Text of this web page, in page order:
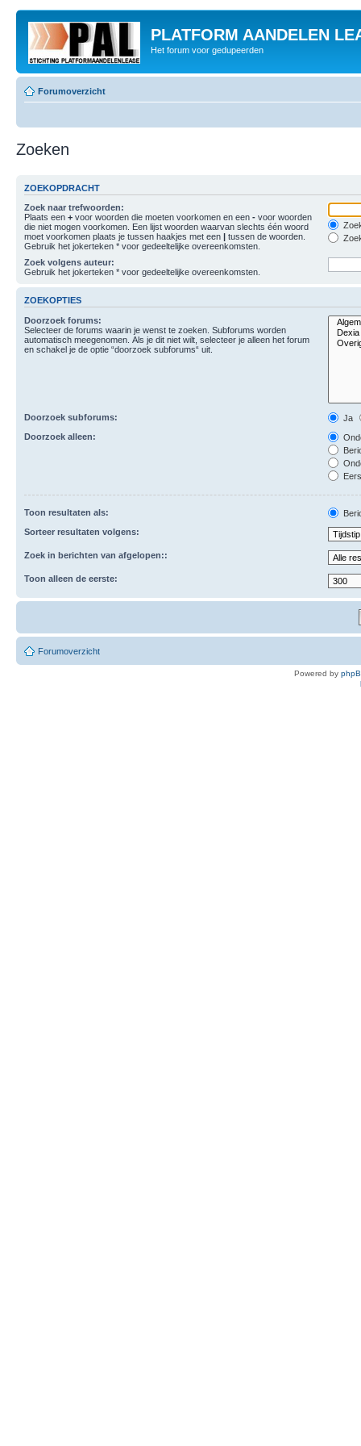
PLATFORM AANDELEN
Het forum voor gedupeerden
Forumoverzicht
Zoeken
ZOEKOPDRACHT
Zoek naar trefwoorden:
Plaats een + voor woorden die moeten voorkomen en een - voor woorden
die niet mogen voorkomen. Een lijst woorden waarvan slechts één woord
moet voorkomen plaats je tussen haakjes met een | tussen de woorden.
Gebruik het jokerteken * voor gedeeltelijke overeenkomsten.
Zoek volgens auteur:
Gebruik het jokerteken * voor gedeeltelijke overeenkomsten.
ZOEKOPTIES
Doorzoek forums:
Selecteer de forums waarin je wenst te zoeken. Subforums worden
automatisch meegenomen. Als je dit niet wilt, selecteer je alleen het forum
en schakel je de optie “doorzoek subforums“ uit.
Doorzoek subforums:
Ja
Doorzoek alleen:
Toon resultaten als:
Sorteer resultaten volgens:
Zoek in berichten van afgelopen::
Toon alleen de eerste:
Forumoverzicht
Powered by